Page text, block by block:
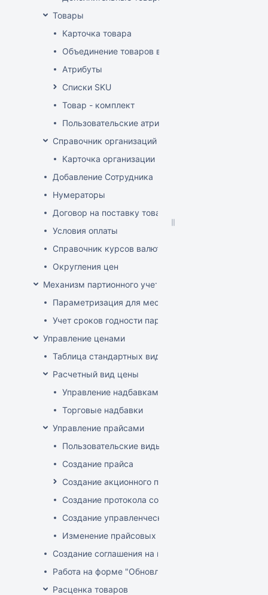
Товары
Карточка товара
Объединение товаров в один (Слияние товаров)
Атрибуты
Списки SKU
Товар - комплект
Пользовательские атрибуты
Справочник организаций
Карточка организации
Добавление Сотрудника
Нумераторы
Договор на поставку товаров (форма)
Условия оплаты
Справочник курсов валют
Округления цен
Механизм партионного учета
Параметризация для места хранения механизма
Учет сроков годности партий
Управление ценами
Таблица стандартных видов цен
Расчетный вид цены
Управление надбавками
Торговые надбавки
Управление прайсами
Пользовательские виды цен
Создание прайса
Создание акционного прайса
Создание протокола согласования цен
Создание управленческого прайса
Изменение прайсовых цен
Создание соглашения на поставку
Работа на форме "Обновление розничных цен"
Расценка товаров